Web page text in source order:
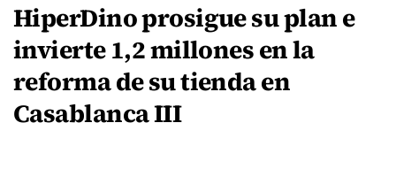
HiperDino prosigue su plan e
invierte 1,2 millones en la
reforma de su tienda en
Casablanca III